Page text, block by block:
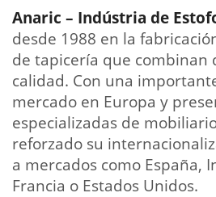
Anaric – Indústria de
desde 1988 en la
de tapicería que combinan
calidad. Con una
mercado en Europa y
especializadas de
reforzado su
a mercados como España,
Francia o Estados Unidos.